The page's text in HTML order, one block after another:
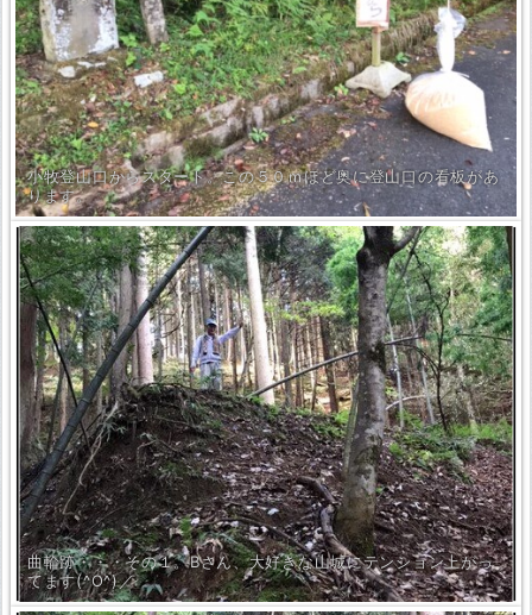
小牧登山口からスタート。この５０ｍほど奥に登山口の看板があ
ります。
曲輪跡・・・その１。Bさん、大好きな山城にテンション上がっ
てます(^O^)／